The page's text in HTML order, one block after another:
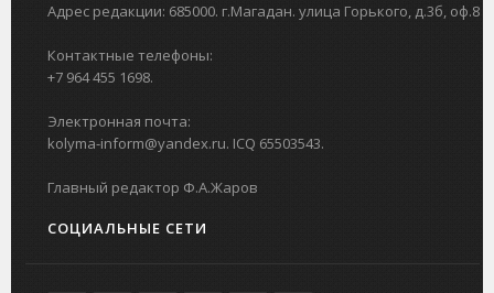
Адрес редакции: 685000. г.Магадан. улица Горького, д.3б, оф.8
Контактные телефоны:
+7 964 455 1698.
Электронная почта:
kolyma-inform@yandex.ru. ICQ 65503543.
Главный редактор Ф.А.Жаров
СОЦИАЛЬНЫЕ СЕТИ